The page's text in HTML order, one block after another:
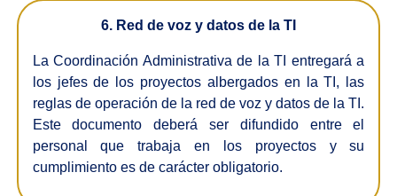
6. Red de voz y datos de la TI
La Coordinación Administrativa de la TI entregará a
los jefes de los proyectos albergados en la TI, las
reglas de operación de la red de voz y datos de la TI.
Este documento deberá ser difundido entre el
personal que trabaja en los proyectos y su
cumplimiento es de carácter obligatorio.